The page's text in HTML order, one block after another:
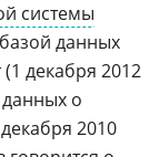
системы
данных
декабря 2012
данных о
2010